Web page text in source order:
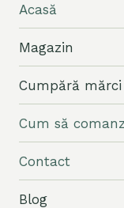
Acasă
Magazin
Cumpără
Cum să
Contact
Blog